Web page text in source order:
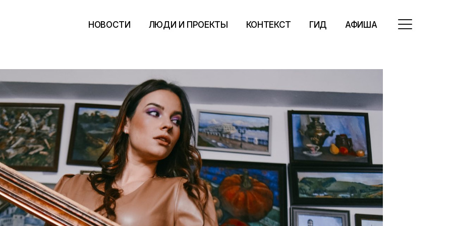
НОВОСТИ ЛЮДИ И ПРОЕКТЫ КОНТЕКСТ ГИД АФИША